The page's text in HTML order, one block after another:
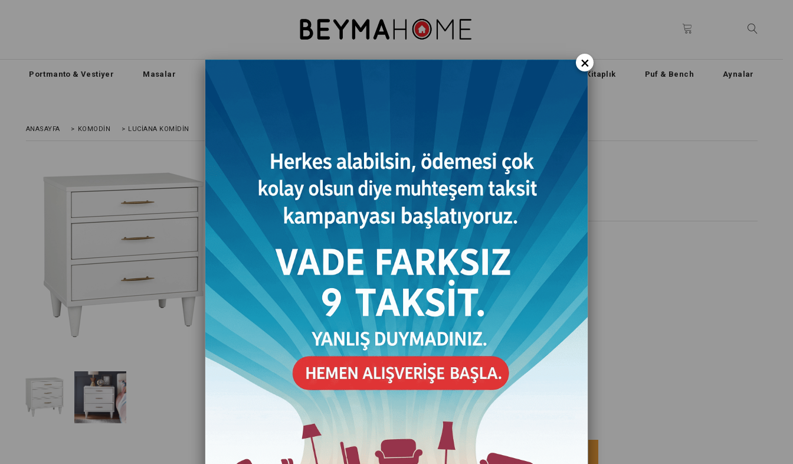
Portmanto & Vestiyer Masalar Kitaplık Puf & Bench Aynalar
ANASAYFA > KOMODIN > LUCIANA KOMIDIN
Luciana Komidin
₺18.524,00 (KDV Dahil)
Tahmini Teslim Süresi:30 İş Günü
İsteğinize Göre Renk, Ölçü ve İlave Özellik Belirleyebilirsiniz.
×